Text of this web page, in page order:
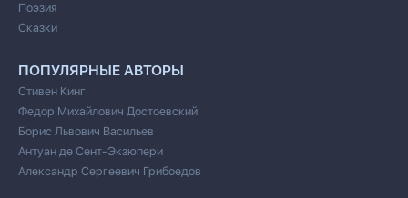
Поэзия
Сказки
ПОПУЛЯРНЫЕ АВТОРЫ
Стивен Кинг
Федор Михайлович Достоевский
Борис Львович Васильев
Антуан де Сент-Экзюпери
Александр Сергеевич Грибоедов